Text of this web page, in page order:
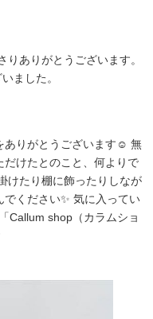
ありがとうございます。
ました。
ありがとうございます☺️ 無
けたとのこと、何よりで
けたり棚に飾ったりしなが
ください✨ 気に入ってい
Callum shop（カラムショ